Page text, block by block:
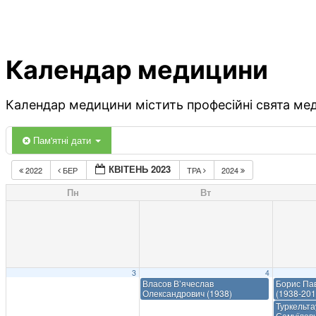
Календар медицини
Календар медицини містить професійні свята
Пам'ятні дати
2022 БЕР КВІТЕНЬ 2023 ТРА 2024
Пн Вт
3 4
Власов В’ячеслав
Олександрович (1938)
Борис
(1938-